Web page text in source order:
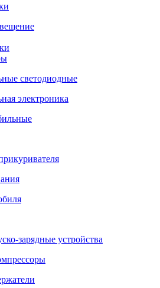
светодиодные
электроника
зарядные устройства